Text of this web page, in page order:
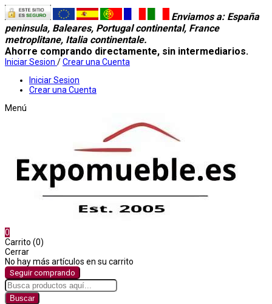
Enviamos a: España
peninsula, Baleares, Portugal continental, France
metroplitane, Italia continentale.
Ahorre comprando directamente, sin intermediarios.
Iniciar Sesion /Crear una Cuenta
Iniciar Sesion
Crear una Cuenta
Menú
0
Carrito (0)
Cerrar
No hay más artículos en su carrito
Seguir comprando
Buscar